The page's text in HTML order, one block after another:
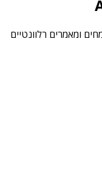
ומאמרים רלוונטיים